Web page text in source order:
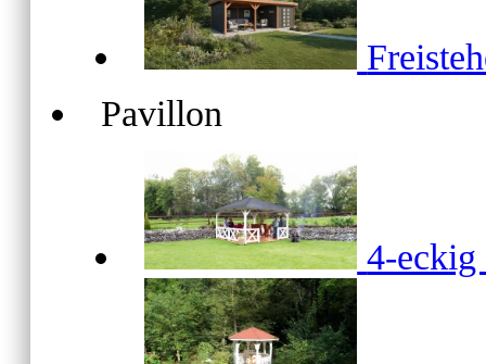
Pavillon
4-eckig